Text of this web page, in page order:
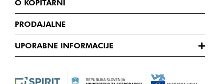
O KOPITARNI
PRODAJALNE
UPORABNE INFORMACIJE